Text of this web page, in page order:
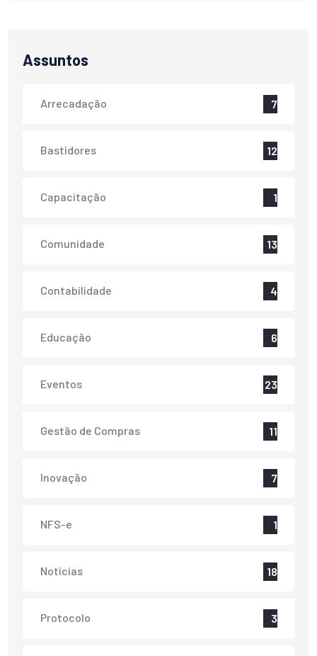
Assuntos
Arrecadação 7
Bastidores 12
Capacitação 1
Comunidade 13
Contabilidade 4
Educação 6
Eventos 23
Gestão de Compras 11
Inovação 7
NFS-e 1
Notícias 18
Protocolo 3